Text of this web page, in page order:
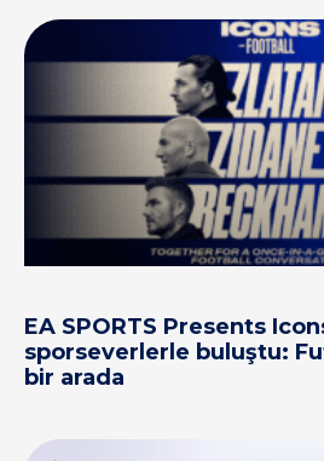
EA SPORTS Presents
sporseverlerle buluştu:
bir arada